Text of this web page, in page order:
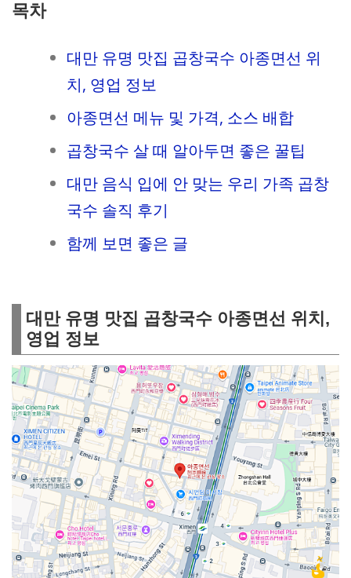
목차
대만 유명 맛집 곱창국수 아종면선 위
치, 영업 정보
아종면선 메뉴 및 가격, 소스 배합
곱창국수 살 때 알아두면 좋은 꿀팁
대만 음식 입에 안 맞는 우리 가족 곱창
국수 솔직 후기
함께 보면 좋은 글
대만 유명 맛집 곱창국수 아종면선 위치,
영업 정보